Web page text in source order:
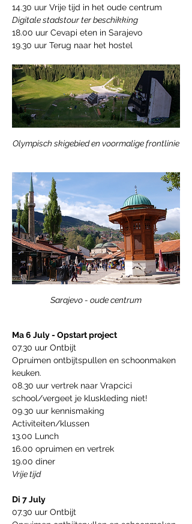
14.30 uur Vrije tijd in het oude centrum
Digitale stadstour ter beschikking
18.00 uur Cevapi eten in Sarajevo
19.30 uur Terug naar het hostel
Olympisch skigebied en voormalige frontlinie
Sarajevo - oude centrum
Ma 6 July - Opstart project
07.30 uur Ontbijt
Opruimen ontbijtspullen en schoonmaken
keuken.
08.30 uur vertrek naar Vrapcici
school/vergeet je kluskleding niet!
09.30 uur kennismaking
Activiteiten/klussen
13.00 Lunch
16.00 opruimen en vertrek
19.00 diner
Vrije tijd
Di 7 July
07.30 uur Ontbijt